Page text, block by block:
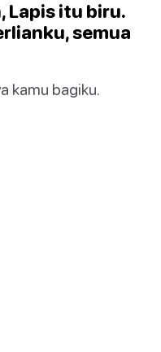
Lapis itu biru.
semua
kamu bagiku.